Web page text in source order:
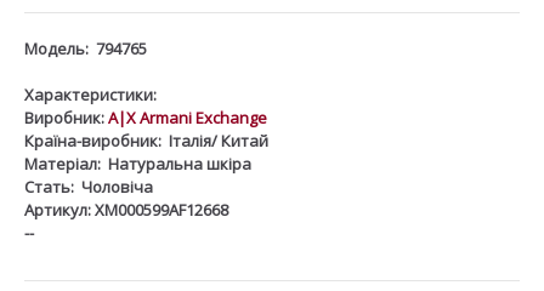
Модель: 794765
Характеристики:
Виробник:A|X Armani Exchange
Країна-виробник: Італія/ Китай
Матеріал: Натуральна шкіра
Стать: Чоловіча
Артикул: XM000599AF12668
--